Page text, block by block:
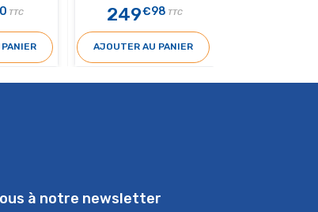
TTC 249€98 TTC
AJOUTER AU PANIER
à notre newsletter